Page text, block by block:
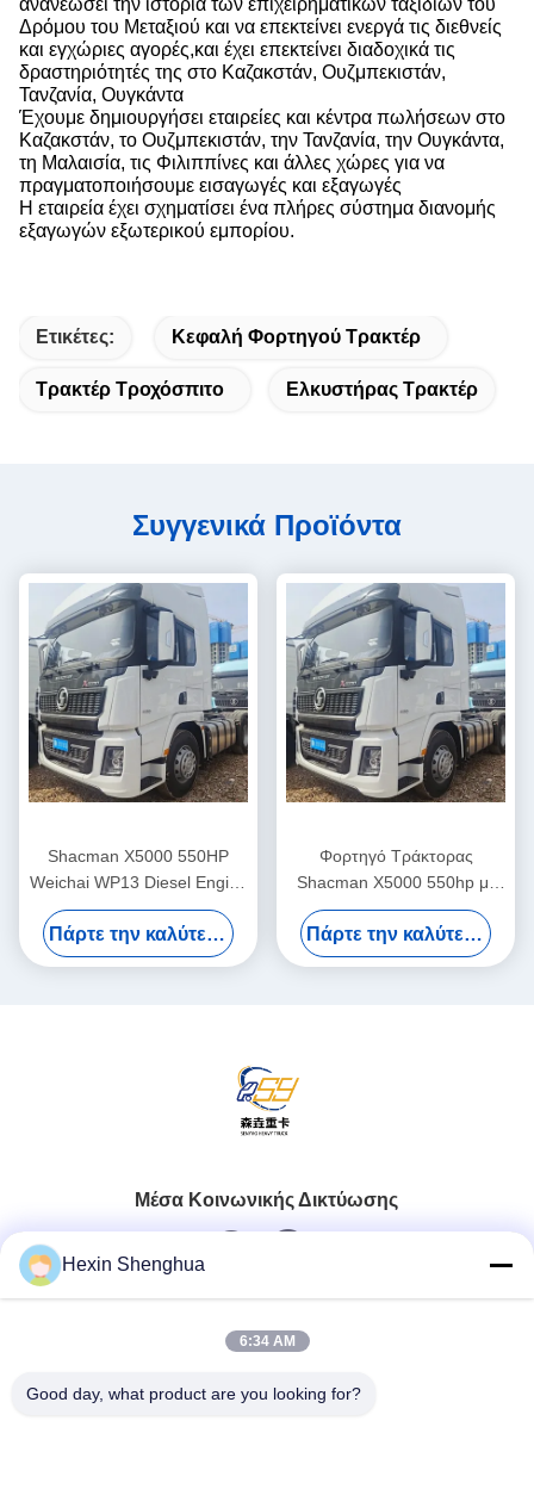
Δρόμου του Μεταξιού και να επεκτείνει ενεργά τις διεθνείς
και εγχώριες αγορές,και έχει επεκτείνει διαδοχικά τις
δραστηριότητές της στο Καζακστάν, Ουζμπεκιστάν,
Τανζανία, Ουγκάντα
Έχουμε δημιουργήσει εταιρείες και κέντρα πωλήσεων στο
Καζακστάν, το Ουζμπεκιστάν, την Τανζανία, την Ουγκάντα,
τη Μαλαισία, τις Φιλιππίνες και άλλες χώρες για να
πραγματοποιήσουμε εισαγωγές και εξαγωγές
Η εταιρεία έχει σχηματίσει ένα πλήρες σύστημα διανομής
εξαγωγών εξωτερικού εμπορίου.
Ετικέτες: Κεφαλή Φορτηγού Τρακτέρ
Τρακτέρ Τροχόσπιτο Ελκυστήρας Τρακτέρ
Συγγενικά Προϊόντα
Shacman X5000 550HP
Weichai WP13 Diesel Engine
6×4 Τρακτέρ Οχήματος
Κίνησης με Χωρητικότητα
Φορτίου 21-30t
Πάρτε την καλύτερη τιμή
Φορτηγό Τράκτορας
Shacman X5000 550hp με
Κινητήρα Diesel,
Χωρητικότητα Φορτίου 21-
30t και Πρότυπο Εκπομπών
Πάρτε την καλύτερη τιμή
Μέσα Κοινωνικής Δικτύωσης
Γρήγορη επαφή
Hexin Shenghua
6:34 AM
Good day, what product are you looking for?